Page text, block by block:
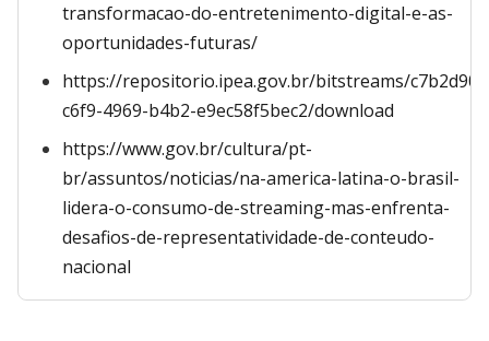
transformacao-do-entretenimento-digital-e-as-
oportunidades-futuras/
https://repositorio.ipea.gov.br/bitstreams/
c6f9-4969-b4b2-e9ec58f5bec2/download
https://www.gov.br/cultura/pt-
br/assuntos/noticias/na-america-latina-o-brasil-
lidera-o-consumo-de-streaming-mas-enfrenta-
desafios-de-representatividade-de-conteudo-
nacional